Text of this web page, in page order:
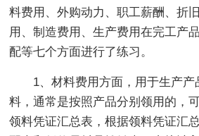
料费用、外购动力、职工薪酬、折
用、制造费用、生产费用在完工产
配等七个方面进行了练习。
1、材料费用方面，用于生产产
料，通常是按照产品分别领用的，
领料凭证汇总表，根据领料凭证汇